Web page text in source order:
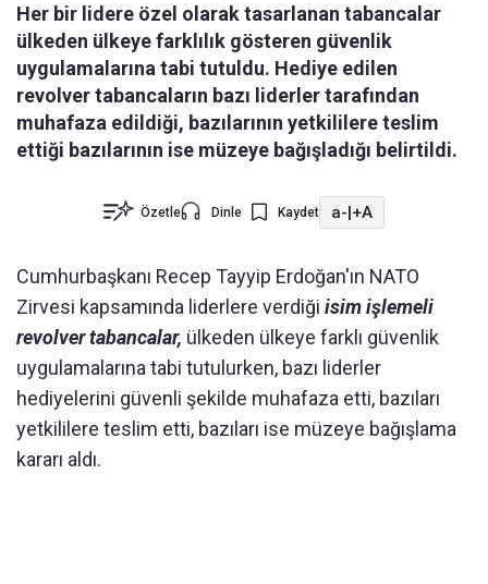
Her bir lidere özel olarak tasarlanan tabancalar
ülkeden ülkeye farklılık gösteren güvenlik
uygulamalarına tabi tutuldu. Hediye edilen
revolver tabancaların bazı liderler tarafından
muhafaza edildiği, bazılarının yetkililere teslim
ettiği bazılarının ise müzeye bağışladığı belirtildi.
Özetle Dinle Kaydet a-|+A
Cumhurbaşkanı Recep Tayyip Erdoğan'ın NATO
Zirvesi kapsamında liderlere verdiği isim işlemeli
revolver tabancalar, ülkeden ülkeye farklı güvenlik
uygulamalarına tabi tutulurken, bazı liderler
hediyelerini güvenli şekilde muhafaza etti, bazıları
yetkililere teslim etti, bazıları ise müzeye bağışlama
kararı aldı.